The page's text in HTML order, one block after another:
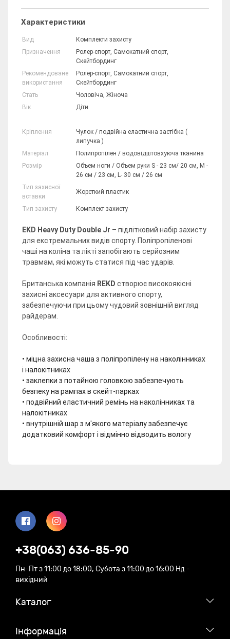
Характеристики
Вид
Комплекти захисту
Призначення
Ролер-спорт, Самокатний спорт,
Скейтбординг
Рекомендоване
використання
Ролер-спорт, Самокатний спорт,
Скейтбординг
Стать
Чоловіча, Жіноча
Вік
Діти
Кріплення
Чулок / подвійна еластична застібка (
липучка )
Матеріал
Полипропілен / водовідштовхуюча тканина
Розмір
Объем ноги / Объем руки S - 23 см/ 20 см, M -
26 см / 23 см, L- 30 см / 26 см
Тип захисної
вставки
Жорсткий пластик
Тип захисту Комплект захисту
EKD Heavy Duty Double Jr – підлітковий набір захисту
для екстремальних видів спорту. Поліпропіленові
чаші на коліна та лікті запобігають серйозним
травмам, які можуть статися під час ударів.
Британська компанія REKD створює високоякісні
захисні аксесуари для активного спорту,
забезпечуючи при цьому чудовий зовнішній вигляд
райдерам.
Особливості:
• міцна захисна чаша з поліпропілену на наколінниках
і налокітниках
• заклепки з потайною головкою забезпечують
безпеку на рампах в скейт-парках
• подвійний еластичний ремінь на наколінниках та
налокітниках
• внутрішній шар з м'якого матеріалу забезпечує
додатковий комфорт і відмінно відводить вологу
+38(063) 636-85-90
Пн-Пт з 11:00 до 18:00, Субота з 11:00 до 16:00 Нд -
вихідний
Каталог
Iнформація